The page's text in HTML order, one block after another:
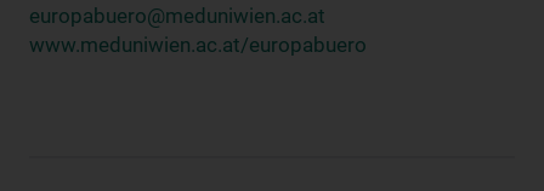
europabuero@meduniwien.ac.at
www.meduniwien.ac.at/europabuero